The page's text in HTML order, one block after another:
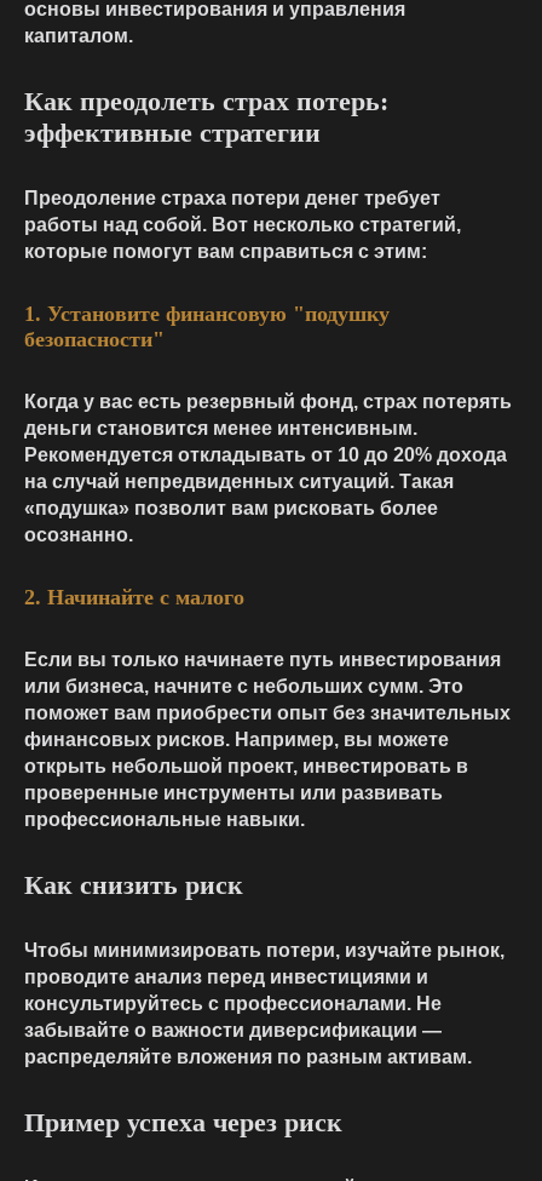
основы инвестирования и управления
капиталом.
Как преодолеть страх потерь:
эффективные стратегии
Преодоление страха потери денег требует
работы над собой. Вот несколько стратегий,
которые помогут вам справиться с этим:
1. Установите финансовую "подушку
безопасности"
Когда у вас есть резервный фонд, страх потерять
деньги становится менее интенсивным.
Рекомендуется откладывать от 10 до 20% дохода
на случай непредвиденных ситуаций. Такая
«подушка» позволит вам рисковать более
осознанно.
2. Начинайте с малого
Если вы только начинаете путь инвестирования
или бизнеса, начните с небольших сумм. Это
поможет вам приобрести опыт без значительных
финансовых рисков. Например, вы можете
открыть небольшой проект, инвестировать в
проверенные инструменты или развивать
профессиональные навыки.
Как снизить риск
Чтобы минимизировать потери, изучайте рынок,
проводите анализ перед инвестициями и
консультируйтесь с профессионалами. Не
забывайте о важности диверсификации —
распределяйте вложения по разным активам.
Пример успеха через риск